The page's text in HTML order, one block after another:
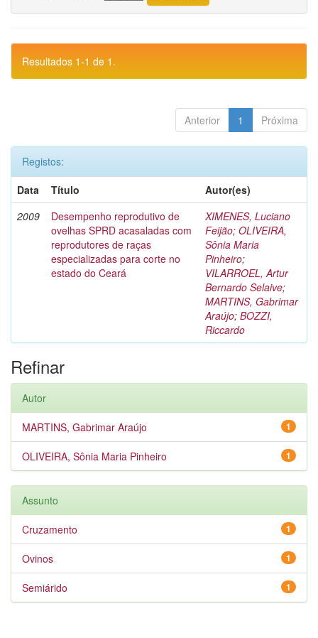
Resultados 1-1 de 1.
Anterior 1 Próxima
Registos:
Data
Título
Autor(es)
2009
Desempenho reprodutivo de
ovelhas SPRD acasaladas com
reprodutores de raças
especializadas para corte no
estado do Ceará
XIMENES, Luciano
Feijão; OLIVEIRA,
Sônia Maria
Pinheiro;
VILARROEL, Artur
Bernardo Selaive;
MARTINS, Gabrimar
Araújo; BOZZI,
Riccardo
Refinar
Autor
1
MARTINS, Gabrimar Araújo
1
OLIVEIRA, Sônia Maria Pinheiro
Assunto
1
Cruzamento
1
Ovinos
1
Semiárido